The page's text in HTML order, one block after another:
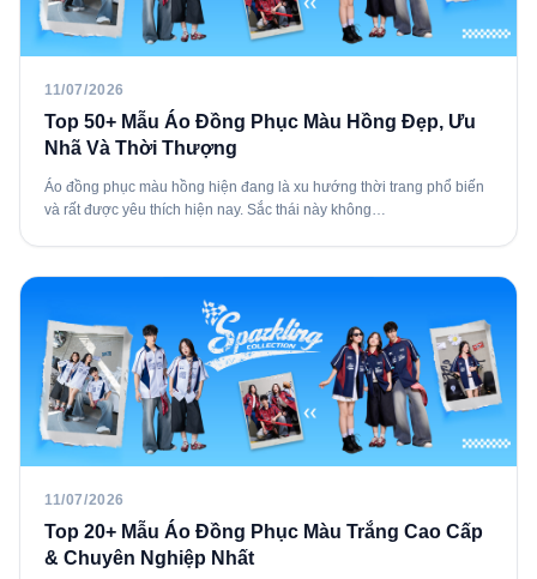
11/07/2026
Top 50+ Mẫu Áo Đồng Phục Màu Hồng Đẹp, Ưu
Nhã Và Thời Thượng
Áo đồng phục màu hồng hiện đang là xu hướng thời trang phổ biến
và rất được yêu thích hiện nay. Sắc thái này không…
11/07/2026
Top 20+ Mẫu Áo Đồng Phục Màu Trắng Cao Cấp
& Chuyên Nghiệp Nhất